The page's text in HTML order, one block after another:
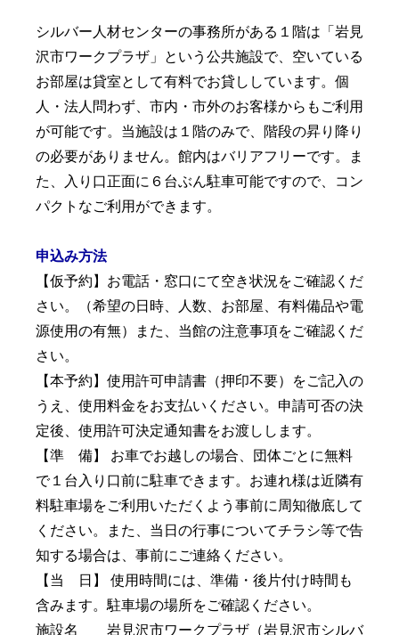
シルバー人材センターの事務所がある１階は「岩見
沢市ワークプラザ」という公共施設で、空いている
お部屋は貸室として有料でお貸ししています。個
人・法人問わず、市内・市外のお客様からもご利用
が可能です。当施設は１階のみで、階段の昇り降り
の必要がありません。館内はバリアフリーです。ま
た、入り口正面に６台ぶん駐車可能ですので、コン
パクトなご利用ができます。
申込み方法
【仮予約】お電話・窓口にて空き状況をご確認くだ
さい。（希望の日時、人数、お部屋、有料備品や電
源使用の有無）また、当館の注意事項をご確認くだ
さい。
【本予約】使用許可申請書（押印不要）をご記入の
うえ、使用料金をお支払いください。申請可否の決
定後、使用許可決定通知書をお渡しします。
【準 備】 お車でお越しの場合、団体ごとに無料
で１台入り口前に駐車できます。お連れ様は近隣有
料駐車場をご利用いただくよう事前に周知徹底して
ください。また、当日の行事についてチラシ等で告
知する場合は、事前にご連絡ください。
【当 日】 使用時間には、準備・後片付け時間も
含みます。駐車場の場所をご確認ください。
施設名 岩見沢市ワークプラザ（岩見沢市シルバ